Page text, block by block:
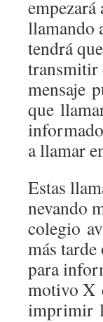
llamando
tendrá
transmitir
mensaje
que
a llamar
Estas
nevando
colegio
más
para
motivo X
imprimir